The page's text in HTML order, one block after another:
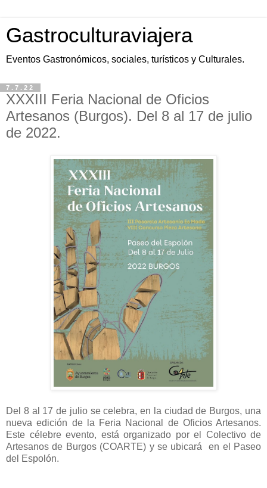
Gastroculturaviajera
Eventos Gastronómicos, sociales, turísticos y Culturales.
7.7.22
XXXIII Feria Nacional de Oficios
Artesanos (Burgos). Del 8 al 17 de julio
de 2022.
Del 8 al 17 de julio se celebra, en la ciudad de Burgos, una
nueva edición de la Feria Nacional de Oficios Artesanos.
Este célebre evento, está organizado por el Colectivo de
Artesanos de Burgos (COARTE) y se ubicará en el Paseo
del Espolón.